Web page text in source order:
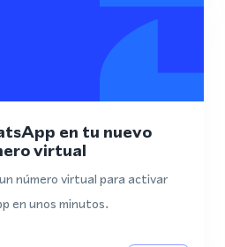
en tu nuevo
virtual
número virtual para activar
en unos minutos.